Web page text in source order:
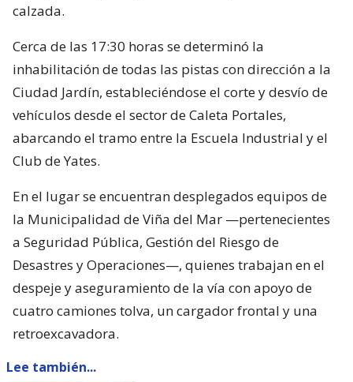
calzada.
Cerca de las 17:30 horas se determinó la
inhabilitación de todas las pistas con dirección a la
Ciudad Jardín, estableciéndose el corte y desvío de
vehículos desde el sector de Caleta Portales,
abarcando el tramo entre la Escuela Industrial y el
Club de Yates.
En el lugar se encuentran desplegados equipos de
la Municipalidad de Viña del Mar —pertenecientes
a Seguridad Pública, Gestión del Riesgo de
Desastres y Operaciones—, quienes trabajan en el
despeje y aseguramiento de la vía con apoyo de
cuatro camiones tolva, un cargador frontal y una
retroexcavadora.
Lee también...